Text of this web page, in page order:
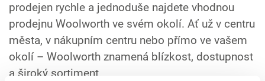
prodejen rychle a jednoduše najdete vhodnou
prodejnu Woolworth ve svém okolí. Ať už v centru
města, v nákupním centru nebo přímo ve vašem
okolí – Woolworth znamená blízkost, dostupnost
a široký sortiment.